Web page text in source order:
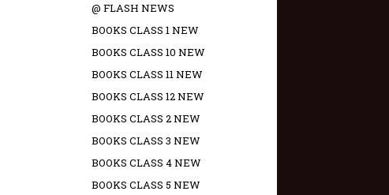
@ FLASH NEWS
BOOKS CLASS 1 NEW
BOOKS CLASS 10 NEW
BOOKS CLASS 11 NEW
BOOKS CLASS 12 NEW
BOOKS CLASS 2 NEW
BOOKS CLASS 3 NEW
BOOKS CLASS 4 NEW
BOOKS CLASS 5 NEW